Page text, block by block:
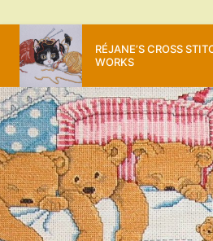
contenu
RÉJANE’S CROSS
WORKS
Rechercher :